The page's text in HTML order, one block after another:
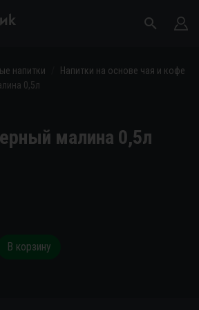
напитки
Напитки на основе чая и кофе
0,5л
малина 0,5л
В корзину